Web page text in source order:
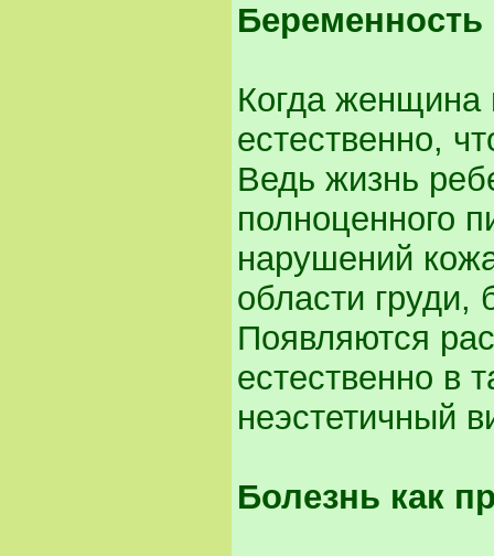
Беременность
Когда женщина
естественно,
Ведь жизнь
полноценного
нарушений
области груди,
Появляются
естественно в
неэстетичный
Болезнь как